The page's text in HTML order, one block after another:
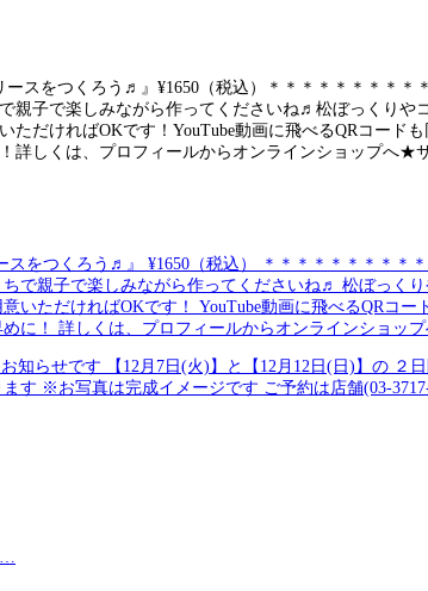
スをつくろう♬』 ¥1650（税込） ＊＊＊＊＊＊＊＊
で親子で楽しみながら作ってくださいね♬ 松ぼっく
ただければOKです！ YouTube動画に飛べるQRコ
に！ 詳しくは、プロフィールからオンラインショッ
知らせです 【12月7日(火)】と【12月12日(日)】の
※お写真は完成イメージです ご予約は店舗(03-
…